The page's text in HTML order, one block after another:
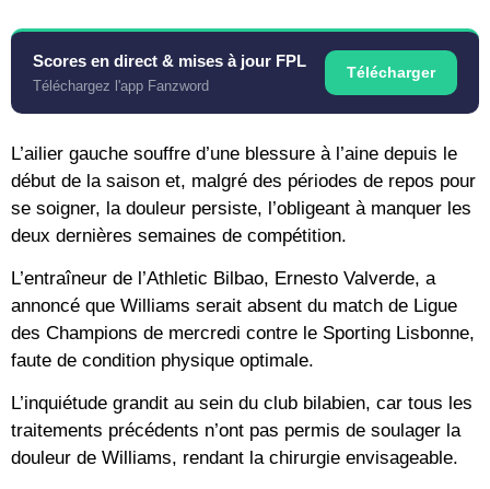
Scores en direct & mises à jour FPL
Téléchargez l'app Fanzword
Télécharger
L’ailier gauche souffre d’une blessure à l’aine depuis le
début de la saison et, malgré des périodes de repos pour
se soigner, la douleur persiste, l’obligeant à manquer les
deux dernières semaines de compétition.
L’entraîneur de l’Athletic Bilbao, Ernesto Valverde, a
annoncé que Williams serait absent du match de Ligue
des Champions de mercredi contre le Sporting Lisbonne,
faute de condition physique optimale.
L’inquiétude grandit au sein du club bilabien, car tous les
traitements précédents n’ont pas permis de soulager la
douleur de Williams, rendant la chirurgie envisageable.